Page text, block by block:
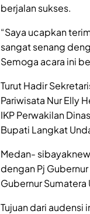
berjalan sukses.
“Saya ucapkan
sangat senang
Semoga acara ini
Turut Hadir
Pariwisata Nur Elly
IKP Perwakilan
Bupati Langkat
Medan-
dengan Pj
Gubernur Sumatera
Tujuan dari audensi